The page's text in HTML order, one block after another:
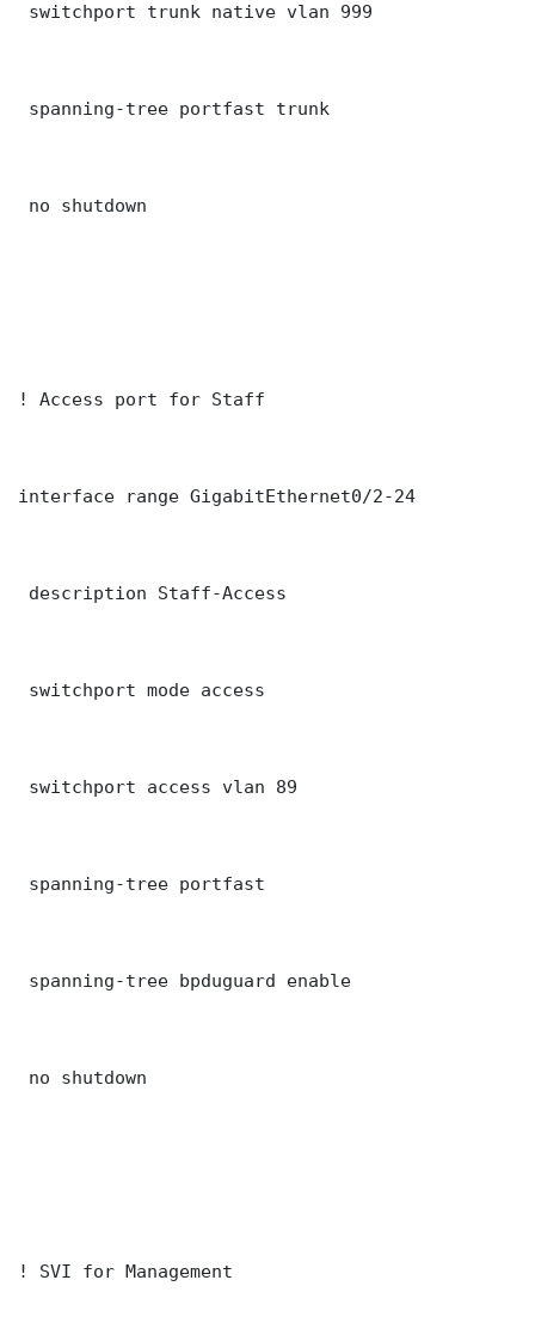
switchport trunk native vlan 999
spanning-tree portfast trunk
no shutdown
! Access port for Staff
interface range GigabitEthernet0/2-24
description Staff-Access
switchport mode access
switchport access vlan 89
spanning-tree portfast
spanning-tree bpduguard enable
no shutdown
! SVI for Management